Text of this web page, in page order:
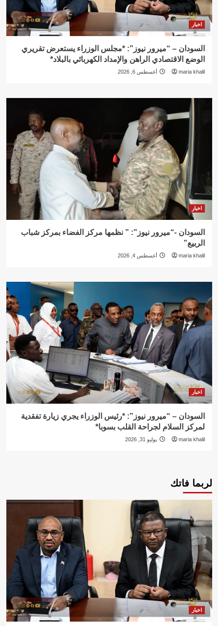
اخبار
السودان – “ميرور نيوز”: *مجلس الوزراء يستعرض تقريري
الوضع الاقتصادي الراهن والإمداد الكهربائي بالبلاد*
maria khalil أغسطس 6, 2026
اخبار
السودان -“ميرور نيوز”: ” نظمها مركز الفضاء بمركز شباب
الربيع”
maria khalil أغسطس 4, 2026
اخبار
السودان – “ميرور نيوز”: *رئيس الوزراء يجري زيارة تفقدية
لمركز السلام لجراحة القلب بسوبا*
maria khalil يوليو 31, 2026
لربما فاتك
اخبار